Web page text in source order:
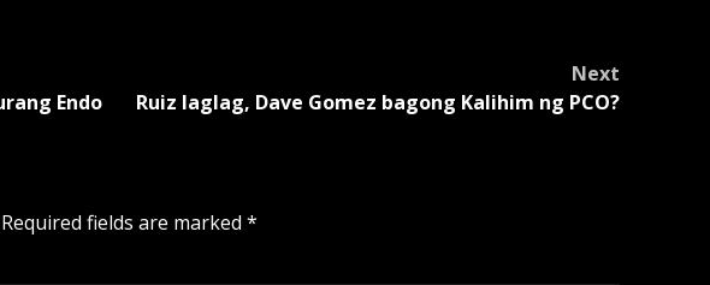
Endo
Next
Ruiz laglag, Dave Gomez bagong Kalihim ng PCO?
Required fields are marked *